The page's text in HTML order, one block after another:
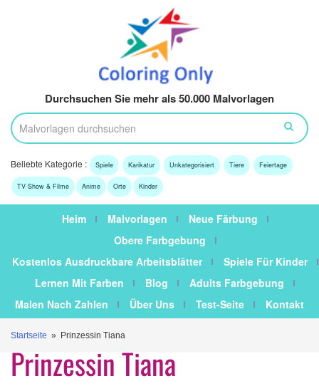
Durchsuchen Sie mehr als 50.000 Malvorlagen
Beliebte Kategorie : Spiele Karikatur Unkategorisiert Tiere Feiertage
TV Show & Filme Anime Orte Kinder
Heim Malvorlagen
Neue Färbung
Obere Farbgebung
Kostenlos Ausdruckbare Arbeitsblätter
Spiele Für Kinder
Lernen Mit Farben
Blog
Adults Farbgebung
Malen Nach Zahlen
Über Uns Test-Seite Kontakt
Startseite » Prinzessin Tiana
Prinzessin Tiana